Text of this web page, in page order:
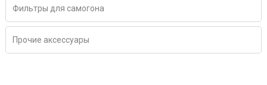
Фильтры для самогона
Прочие аксессуары